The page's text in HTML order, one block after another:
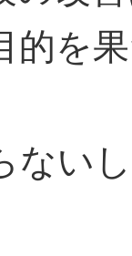
的を
ない